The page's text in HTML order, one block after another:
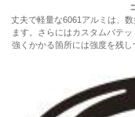
丈夫で軽量な6061アルミは、
ます。さらにはカスタムバテ
強くかかる箇所には強度を残